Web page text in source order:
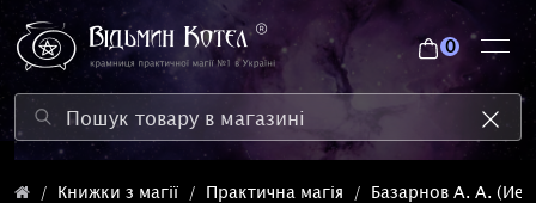
0
Книжки з магії Практична магія Базарнов А. А.